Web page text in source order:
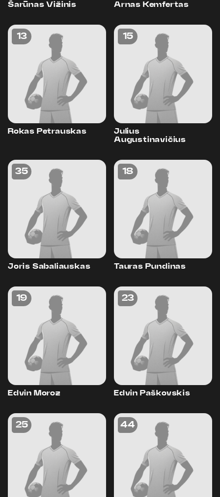
Šarūnas Vižinis Arnas Kemfertas
13
Rokas Petrauskas
15
Julius
Augustinavičius
35
Joris Sabaliauskas
18
Tauras Pundinas
19
Edvin Moroz
23
Edvin Paškovskis
25 44